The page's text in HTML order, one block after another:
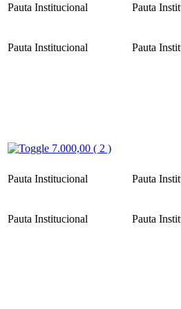
Pauta Institucional Pauta
Pauta Institucional Pauta
7.000,00 ( 2 )
Pauta Institucional Pauta
Pauta Institucional Pauta